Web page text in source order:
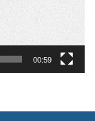
00:59